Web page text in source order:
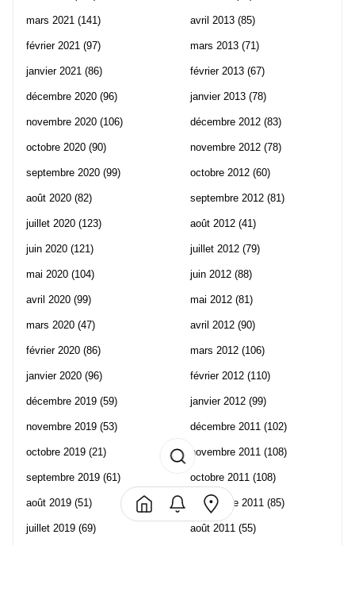
mars 2021 (141)
février 2021 (97)
janvier 2021 (86)
décembre 2020 (96)
novembre 2020 (106)
octobre 2020 (90)
septembre 2020 (99)
août 2020 (82)
juillet 2020 (123)
juin 2020 (121)
mai 2020 (104)
avril 2020 (99)
mars 2020 (47)
février 2020 (86)
janvier 2020 (96)
décembre 2019 (59)
novembre 2019 (53)
octobre 2019 (21)
septembre 2019 (61)
août 2019 (51)
juillet 2019 (69)
avril 2013 (85)
mars 2013 (71)
février 2013 (67)
janvier 2013 (78)
décembre 2012 (83)
novembre 2012 (78)
octobre 2012 (60)
septembre 2012 (81)
août 2012 (41)
juillet 2012 (79)
juin 2012 (88)
mai 2012 (81)
avril 2012 (90)
mars 2012 (106)
février 2012 (110)
janvier 2012 (99)
décembre 2011 (102)
novembre 2011 (108)
octobre 2011 (108)
septembre 2011 (85)
août 2011 (55)